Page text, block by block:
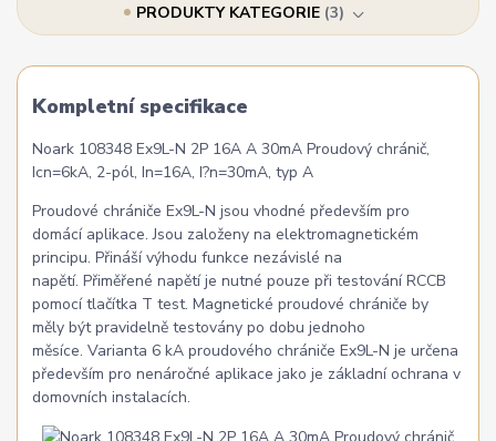
PRODUKTY KATEGORIE 3
Kompletní specifikace
Noark 108348 Ex9L-N 2P 16A A 30mA Proudový chránič,
Icn=6kA, 2-pól, In=16A, I?n=30mA, typ A
Proudové chrániče Ex9L-N jsou vhodné především pro
domácí aplikace. Jsou založeny na elektromagnetickém
principu. Přináší výhodu funkce nezávislé na
napětí. Přiměřené napětí je nutné pouze při testování RCCB
pomocí tlačítka T test. Magnetické proudové chrániče by
měly být pravidelně testovány po dobu jednoho
měsíce. Varianta 6 kA proudového chrániče Ex9L-N je určena
především pro nenáročné aplikace jako je základní ochrana v
domovních instalacích.